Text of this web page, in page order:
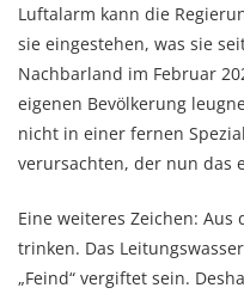
Luftalarm kann die
sie eingestehen, was sie
Nachbarland im Februar
eigenen Bevölkerung
nicht in einer fernen
verursachten, der nun das
Eine weiteres Zeichen:
trinken. Das
„Feind“ vergiftet sein.